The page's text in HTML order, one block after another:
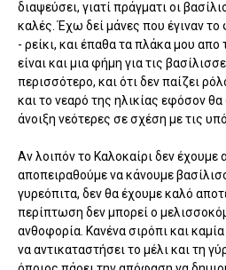
διαψεύσει, γιατί πράγματι οι
καλές. Έχω δεί μάνες που έγιναν
- ρείκι, και έπαθα τα πλάκα μου
είναι και μια φήμη για τις
περισσότερο, και ότι δεν παίζει
και το νεαρό της ηλικίας εφόσον
άνοιξη νεότερες σε σχέση με τις
Αν λοιπόν το Καλοκαίρι δεν έχουμε
αποπειραθούμε να κάνουμε
γυρεόπιτα, δεν θα έχουμε καλό
περίπτωση δεν μπορεί ο
ανθοφορία. Κανένα σιρόπι και
να αντικαταστήσει το μέλι και τη